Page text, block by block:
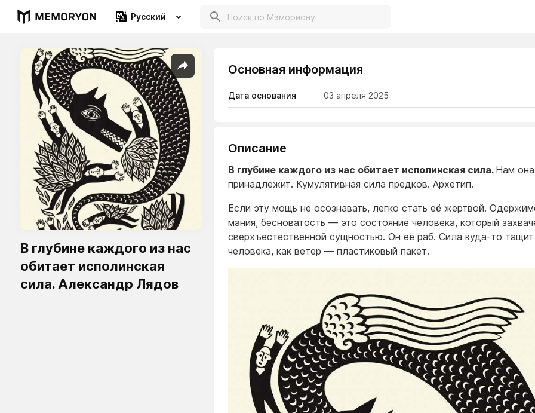
Русский
В глубине каждого из нас
обитает исполинская
сила. Александр Лядов
Основная информация
Дата основания 03 апреля 2025
Описание
В глубине каждого из нас обитает исполинская сила. Нам
принадлежит. Кумулятивная сила предков. Архетип.
Если эту мощь не осознавать, легко стать её жертвой.
мания, бесноватость — это состояние человека, который
сверхъестественной сущностью. Он её раб. Сила куда-то тащит
человека, как ветер — пластиковый пакет.